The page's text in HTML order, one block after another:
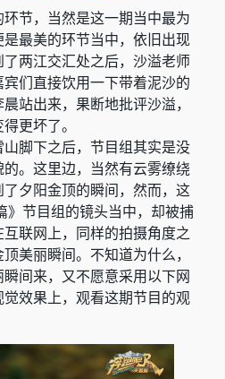
节，当然是这一期当中最为
最美的环节当中，依旧出现
两江交汇处之后，沙溢老师
们直接饮用一下带着泥沙的
站出来，果断地批评沙溢，
更坏了。
脚下之后，节目组其实是没
。这里边，当然有云雾缭绕
夕阳金顶的瞬间，然而，这
》节目组的镜头当中，却被捕
联网上，同样的拍摄角度之
美丽瞬间。不知道为什么，
间来，又不愿意采用以下网
效果上，观看这期节目的观